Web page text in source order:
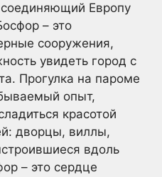
Европу
– это
сооружения,
увидеть город с
Прогулка на пароме
опыт,
красотой
дворцы, виллы,
вдоль
– это сердце